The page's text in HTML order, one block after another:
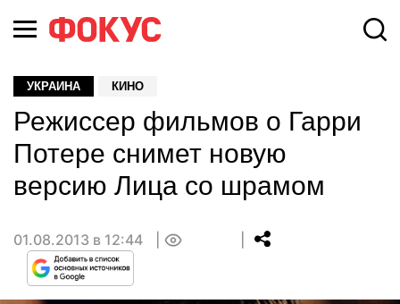
УКРАИНА КИНО
Режиссер фильмов о Гарри
Потере снимет новую
версию Лица со шрамом
01.08.2013 в 12:44